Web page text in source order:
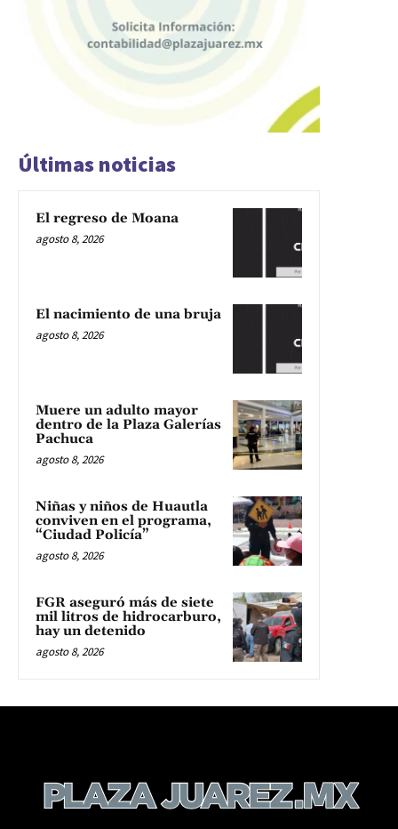
Últimas noticias
El regreso de Moana
agosto 8, 2026
El nacimiento de una bruja
agosto 8, 2026
Muere un adulto mayor
dentro de la Plaza Galerías
Pachuca
agosto 8, 2026
Niñas y niños de Huautla
conviven en el programa,
“Ciudad Policía”
agosto 8, 2026
FGR aseguró más de siete
mil litros de hidrocarburo,
hay un detenido
agosto 8, 2026